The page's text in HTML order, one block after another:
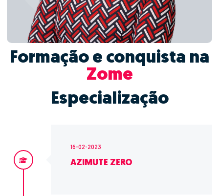
Formação e conquista na
Zome
Especialização
16-02-2023
AZIMUTE ZERO